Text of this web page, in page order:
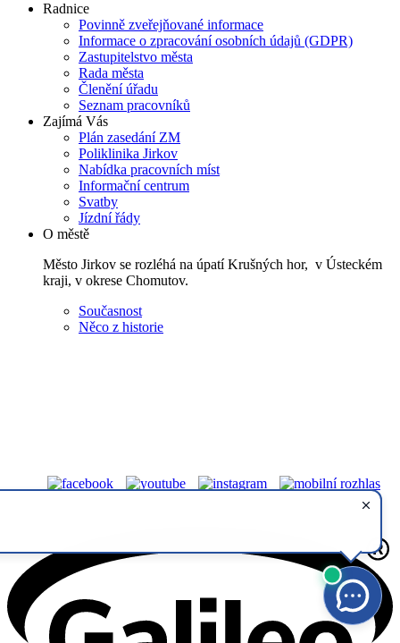
Radnice
Povinně zveřejňované informace
Informace o zpracování osobních údajů (GDPR)
Zastupitelstvo města
Rada města
Členění úřadu
Seznam pracovníků
Zajímá Vás
Plán zasedání ZM
Poliklinika Jirkov
Nabídka pracovních míst
Informační centrum
Svatby
Jízdní řády
O městě
Město Jirkov se rozléhá na úpatí Krušných hor, v Ústeckém
kraji, v okrese Chomutov.
Současnost
Něco z historie